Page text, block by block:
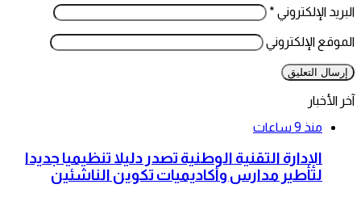
البريد الإلكتروني *
الموقع الإلكتروني
آخر الأخبار
منذ 9 ساعات
الإدارة التقنية الوطنية تصدر دليلا تنظيميا جديدا
لتأطير مدارس وأكاديميات تكوين الناشئين